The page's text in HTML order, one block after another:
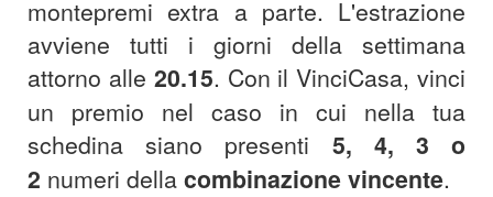
montepremi extra a parte. L'estrazione
avviene tutti i giorni della settimana
attorno alle 20.15. Con il VinciCasa, vinci
un premio nel caso in cui nella tua
schedina siano presenti 5, 4, 3 o
2 numeri della combinazionevincente.